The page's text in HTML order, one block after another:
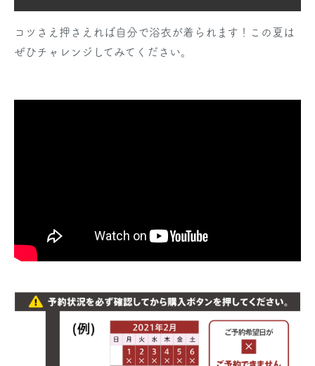
コツさえ押さえれば自分で浴衣が着られます！この夏は
ぜひチャレンジしてみてください。